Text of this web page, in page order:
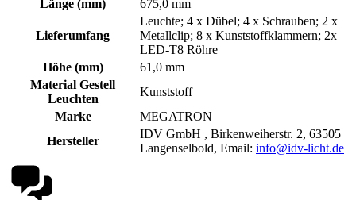
Länge (mm)
675,0 mm
Lieferumfang
Leuchte; 4 x Dübel; 4 x Schrauben; 2 x
Metallclip; 8 x Kunststoffklammern; 2x
LED-T8 Röhre
Höhe (mm)
61,0 mm
Material Gestell
Leuchten
Kunststoff
Marke
MEGATRON
Hersteller
IDV GmbH , Birkenweiherstr. 2, 63505
Langenselbold, Email: info@idv-licht.de